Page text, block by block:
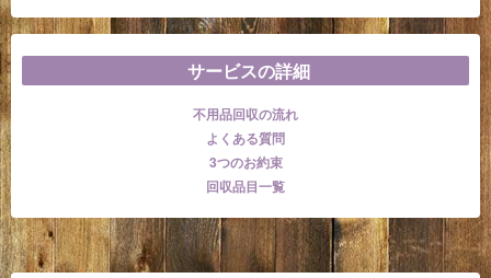
サービスの詳細
不用品回収の流れ
よくある質問
3つのお約束
回収品目一覧